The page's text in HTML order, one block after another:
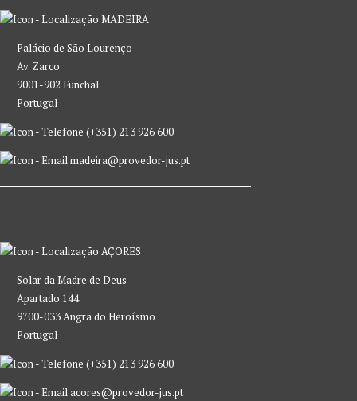
MADEIRA
Palácio de São Lourenço
Av. Zarco
9001-902 Funchal
Portugal
(+351) 213 926 600
madeira@provedor-jus.pt
AÇORES
Solar da Madre de Deus
Apartado 144
9700-033 Angra do Heroísmo
Portugal
(+351) 213 926 600
acores@provedor-jus.pt